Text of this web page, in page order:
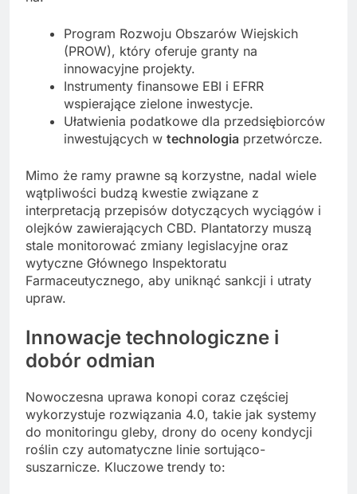
Program Rozwoju Obszarów Wiejskich
(PROW), który oferuje granty na
innowacyjne projekty.
Instrumenty finansowe EBI i EFRR
wspierające zielone inwestycje.
Ułatwienia podatkowe dla przedsiębiorców
inwestujących w technologia przetwórcze.
Mimo że ramy prawne są korzystne, nadal wiele
wątpliwości budzą kwestie związane z
interpretacją przepisów dotyczących wyciągów i
olejków zawierających CBD. Plantatorzy muszą
stale monitorować zmiany legislacyjne oraz
wytyczne Głównego Inspektoratu
Farmaceutycznego, aby uniknąć sankcji i utraty
upraw.
Innowacje technologiczne i
dobór odmian
Nowoczesna uprawa konopi coraz częściej
wykorzystuje rozwiązania 4.0, takie jak systemy
do monitoringu gleby, drony do oceny kondycji
roślin czy automatyczne linie sortująco-
suszarnicze. Kluczowe trendy to: